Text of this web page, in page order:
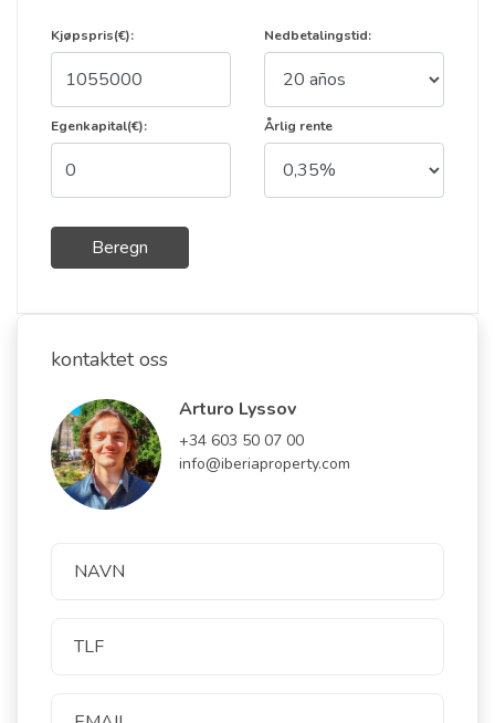
Kjøpspris(€):
Egenkapital(€):
Beregn
Nedbetalingstid:
Årlig rente
kontaktet oss
Arturo Lyssov
+34 603 50 07 00
info@iberiaproperty.com